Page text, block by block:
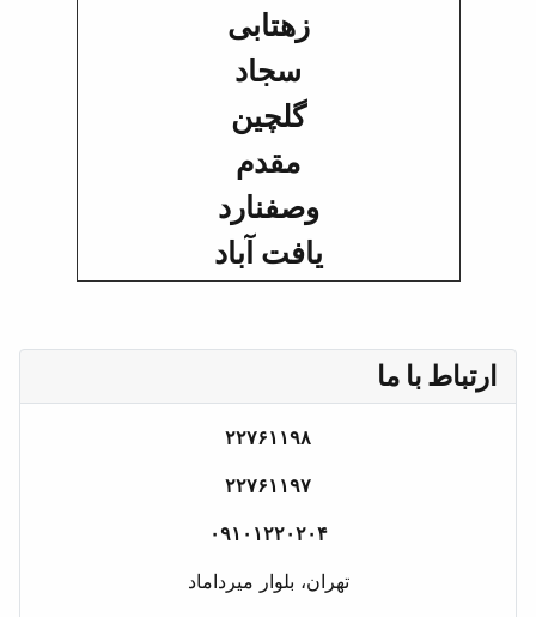
زهتابی
سجاد
گلچین
مقدم
وصفنارد
یافت آباد
ارتباط با ما
۲۲۷۶۱۱۹۸
۲۲۷۶۱۱۹۷
۰۹۱۰۱۲۲۰۲۰۴
تهران، بلوار میرداماد